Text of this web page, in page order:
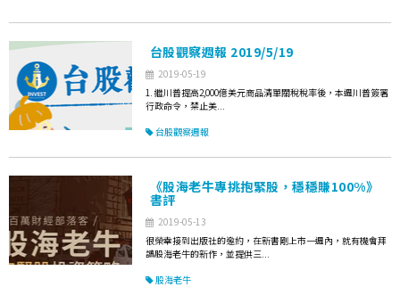
台股觀察週報 2019/5/19
2019-05-19
1. 繼川普提高2,000億美元商品清單關稅稅率後，本週川普簽署
行政命令，禁止美...
台股觀察週報
《股海老牛專挑抱緊股，穩穩賺100%》
書評
2019-05-13
很榮幸接到出版社的邀約，在新書剛上市一週內，就有機會拜
讀股海老牛的新作，並提供三...
股海老牛